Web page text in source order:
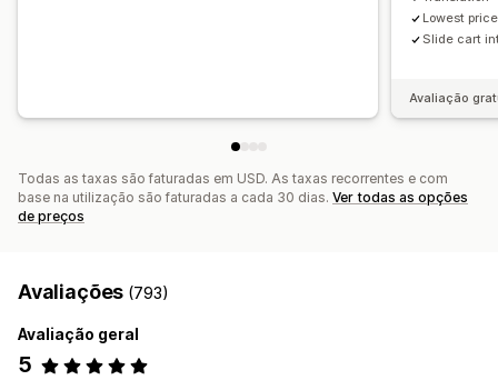
Lowest
Slide cart
Avaliação
Todas as taxas são faturadas em USD. As taxas recorrentes e com
base na utilização são faturadas a cada 30 dias. Ver todas as opções
de preços
Avaliações (793)
Avaliação geral
5